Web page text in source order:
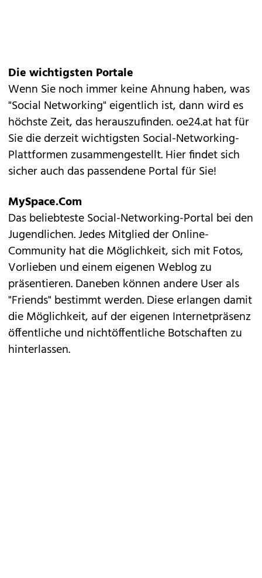
Die wichtigsten Portale
Wenn Sie noch immer keine Ahnung haben, was
"Social Networking" eigentlich ist, dann wird es
höchste Zeit, das herauszufinden. oe24.at hat für
Sie die derzeit wichtigsten Social-Networking-
Plattformen zusammengestellt. Hier findet sich
sicher auch das passendene Portal für Sie!
MySpace.Com
Das beliebteste Social-Networking-Portal bei den
Jugendlichen. Jedes Mitglied der Online-
Community hat die Möglichkeit, sich mit Fotos,
Vorlieben und einem eigenen Weblog zu
präsentieren. Daneben können andere User als
"Friends" bestimmt werden. Diese erlangen damit
die Möglichkeit, auf der eigenen Internetpräsenz
öffentliche und nichtöffentliche Botschaften zu
hinterlassen.